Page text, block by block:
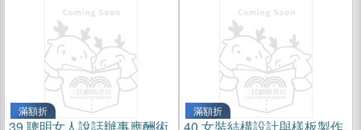
滿額折 滿額折